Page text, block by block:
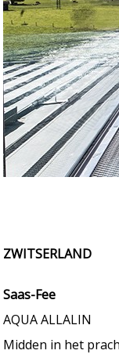
ZWITSERLAND
Saas-Fee
AQUA ALLALIN
Midden in het